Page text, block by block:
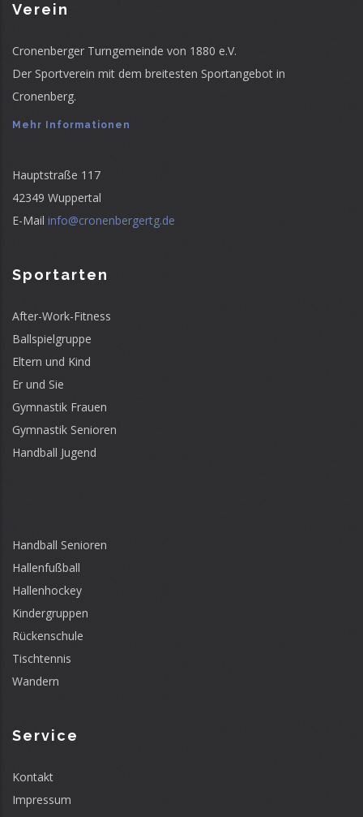
Verein
Cronenberger Turngemeinde von 1880 e.V.
Der Sportverein mit dem breitesten Sportangebot in
Cronenberg.
Mehr Informationen
Hauptstraße 117
42349 Wuppertal
E-Mail info@cronenbergertg.de
Sportarten
After-Work-Fitness
Ballspielgruppe
Eltern und Kind
Er und Sie
Gymnastik Frauen
Gymnastik Senioren
Handball Jugend
Handball Senioren
Hallenfußball
Hallenhockey
Kindergruppen
Rückenschule
Tischtennis
Wandern
Service
Kontakt
Impressum